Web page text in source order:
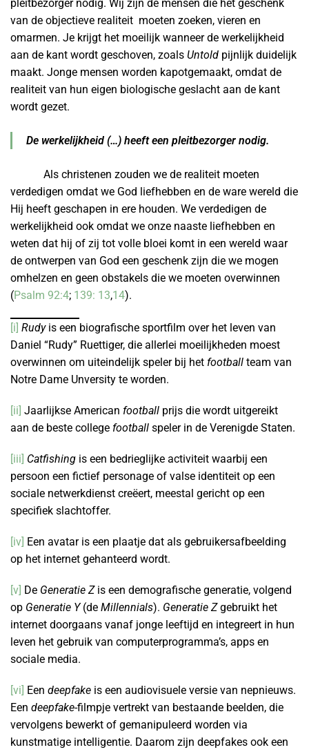
pleitbezorger nodig. Wij zijn de mensen die het geschenk
van de objectieve realiteit moeten zoeken, vieren en
omarmen. Je krijgt het moeilijk wanneer de werkelijkheid
aan de kant wordt geschoven, zoals Untold pijnlijk duidelijk
maakt. Jonge mensen worden kapotgemaakt, omdat de
realiteit van hun eigen biologische geslacht aan de kant
wordt gezet.
De werkelijkheid (…) heeft een pleitbezorger nodig.
Als christenen zouden we de realiteit moeten
verdedigen omdat we God liefhebben en de ware wereld die
Hij heeft geschapen in ere houden. We verdedigen de
werkelijkheid ook omdat we onze naaste liefhebben en
weten dat hij of zij tot volle bloei komt in een wereld waar
de ontwerpen van God een geschenk zijn die we mogen
omhelzen en geen obstakels die we moeten overwinnen
(Psalm 92:4; 139: 13,14).
[i] Rudyis een biografische sportfilm over het leven van
Daniel “Rudy” Ruettiger, die allerlei moeilijkheden moest
overwinnen om uiteindelijk speler bij het football team van
Notre Dame Unversity te worden.
[ii] Jaarlijkse American football prijs die wordt uitgereikt
aan de beste college football speler in de Verenigde Staten.
[iii] Catfishing is een bedrieglijke activiteit waarbij een
persoon een fictief personage of valse identiteit op een
sociale netwerkdienst creëert, meestal gericht op een
specifiek slachtoffer.
[iv] Een avatar is een plaatje dat als gebruikersafbeelding
op het internet gehanteerd wordt.
[v] De Generatie Zis een demografische generatie, volgend
op Generatie Y(de Millennials). Generatie Zgebruikt het
internet doorgaans vanaf jonge leeftijd en integreert in hun
leven het gebruik van computerprogramma’s, apps en
sociale media.
[vi] Een deepfake is een audiovisuele versie van nepnieuws.
Een deepfake-filmpje vertrekt van bestaande beelden, die
vervolgens bewerkt of gemanipuleerd worden via
kunstmatige intelligentie. Daarom zijn deepfakes ook een